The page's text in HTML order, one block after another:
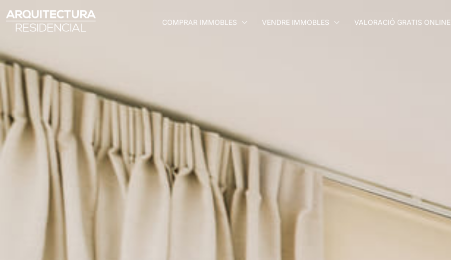
COMPRAR IMMOBLES VENDRE IMMOBLES VALORACIÓ GRATIS ONLINE